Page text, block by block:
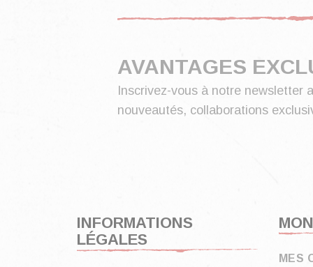
INFORMATIONS
LÉGALES
MES
AVANTAGES
Inscrivez-vous à notre newsletter
nouveautés, collaborations